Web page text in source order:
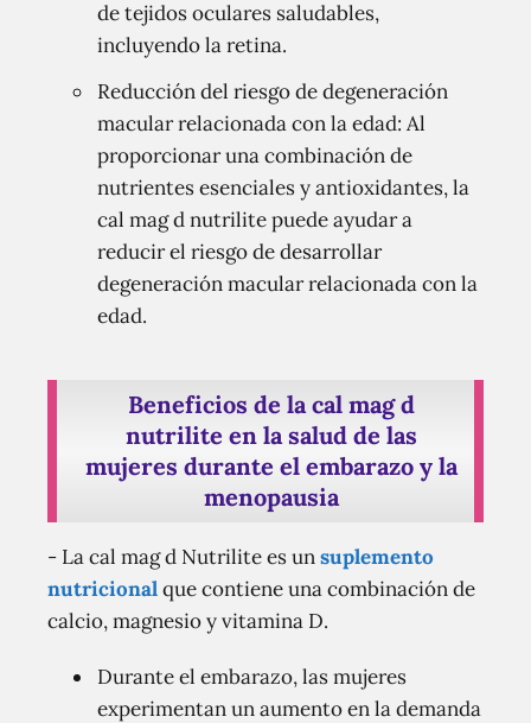
de tejidos oculares saludables,
incluyendo la retina.
Reducción del riesgo de degeneración
macular relacionada con la edad: Al
proporcionar una combinación de
nutrientes esenciales y antioxidantes, la
cal mag d nutrilite puede ayudar a
reducir el riesgo de desarrollar
degeneración macular relacionada con la
edad.
Beneficios de la cal mag d
nutrilite en la salud de las
mujeres durante el embarazo y la
menopausia
- La cal mag d Nutrilite es unsuplemento
nutricionalque contiene una combinación de
calcio, magnesio y vitamina D.
Durante el embarazo, las mujeres
experimentan un aumento en la demanda